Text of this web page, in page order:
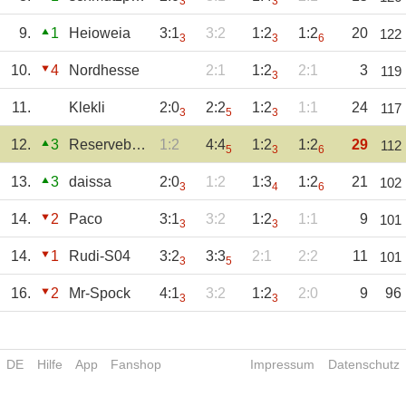
9. 1 Heioweia 3:13 3:2 1:23 1:26 20 122
10. 4 Nordhesse 2:1 1:23 2:1 3 119
11. Klekli 2:03 2:25 1:23 1:1 24 117
12. 3 Reservebänkler 1:2 4:45 1:23 1:26 29 112
13. 3 daissa 2:03 1:2 1:34 1:26 21 102
14. 2 Paco 3:13 3:2 1:23 1:1 9 101
14. 1 Rudi-S04 3:23 3:35 2:1 2:2 11 101
16. 2 Mr-Spock 4:13 3:2 1:23 2:0 9 96
DE Hilfe App Fanshop Impressum Datenschutz